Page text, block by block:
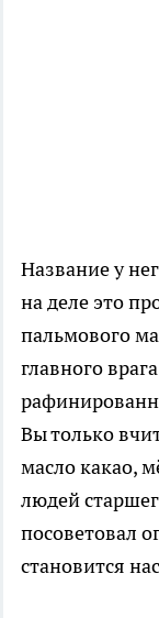
Название у
на деле это
пальмового
главного
Вы только
масло какао,
людей
посоветовал
становится